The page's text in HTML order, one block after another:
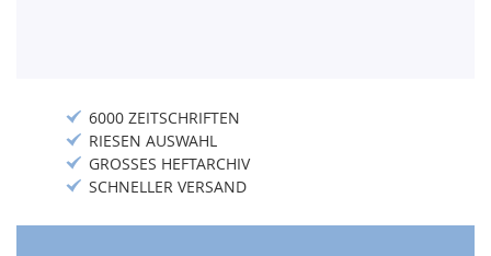
6000 ZEITSCHRIFTEN
RIESEN AUSWAHL
GROSSES HEFTARCHIV
SCHNELLER VERSAND